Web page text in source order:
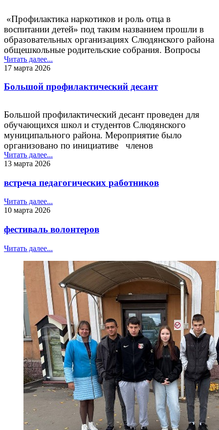
различных видах профилактического учета
образовательных организаций Слюдянского
муниципального района, родители, педагоги.
«Профилактика наркотиков и роль отца в
воспитании детей» под таким названием прошли в
образовательных организациях Слюдянского района
общешкольные родительские собрания. Вопросы
профилактики и ответственности за употребление,
хранение и сбыт наркотических веществ осветили
член антинаркотической комиссии ,
оперуполномоченный группы по контролю за
Сердитова А.С. и инспектор ПДН Кузнецова С.А.
Читать далее...
17 марта 2026
Большой профилактический десант
Большой профилактический десант проведен для
обучающихся школ и студентов Слюдянского
муниципального района. Мероприятие было
организовано по инициативе
членов
антинаркотической комиссии, которые
нем активное участие.
Читать далее...
13 марта 2026
встреча педагогических работников
Читать далее...
10 марта 2026
фестиваль волонтеров
Читать далее...